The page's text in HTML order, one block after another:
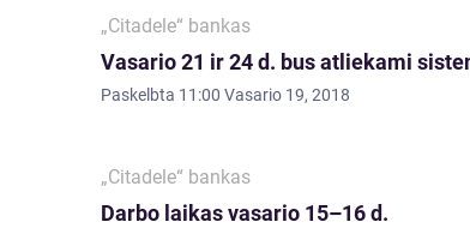
„Citadele“ bankas
Vasario 21 ir 24 d. bus atliekami
Paskelbta 11:00 Vasario 19, 2018
„Citadele“ bankas
Darbo laikas vasario 15–16 d.